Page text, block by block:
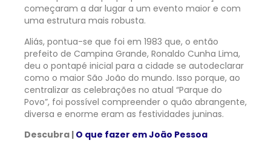
começaram a dar lugar a um evento maior e com
uma estrutura mais robusta.
Aliás, pontua-se que foi em 1983 que, o então
prefeito de Campina Grande, Ronaldo Cunha Lima,
deu o pontapé inicial para a cidade se autodeclarar
como o maior São João do mundo. Isso porque, ao
centralizar as celebrações no atual “Parque do
Povo”, foi possível compreender o quão abrangente,
diversa e enorme eram as festividades juninas.
Descubra | O que fazer em João Pessoa